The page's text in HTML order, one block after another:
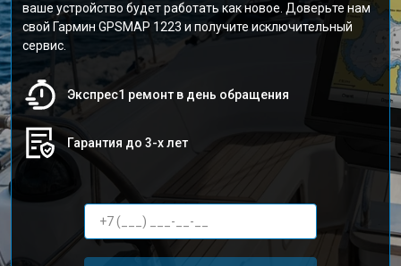
ваше устройство будет работать как новое. Доверьте нам
свой Гармин GPSMAP 1223 и получите исключительный
сервис.
Экспрес1 ремонт в день обращения
Гарантия до 3-х лет